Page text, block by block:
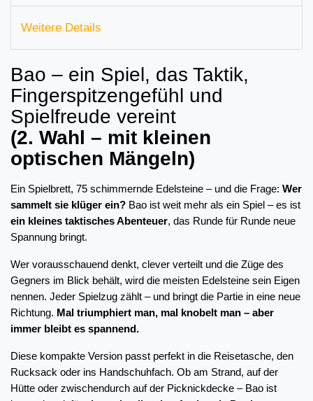
Weitere Details
Bao – ein Spiel, das Taktik,
Fingerspitzengefühl und
Spielfreude vereint
(2. Wahl – mit kleinen
optischen Mängeln)
Ein Spielbrett, 75 schimmernde Edelsteine – und die Frage: Wer
sammelt sie klüger ein?
ein kleines taktisches Abenteuer, das Runde für Runde neue
Spannung bringt.
Wer vorausschauend denkt, clever verteilt und die Züge des
Gegners im Blick behält, wird die meisten Edelsteine sein Eigen
nennen. Jeder Spielzug zählt – und bringt die Partie in eine neue
Richtung. Mal triumphiert man, mal knobelt man – aber
immer bleibt es spannend.
Diese kompakte Version passt perfekt in die Reisetasche, den
Rucksack oder ins Handschuhfach. Ob am Strand, auf der
Hütte oder zwischendurch auf der Picknickdecke – Bao ist